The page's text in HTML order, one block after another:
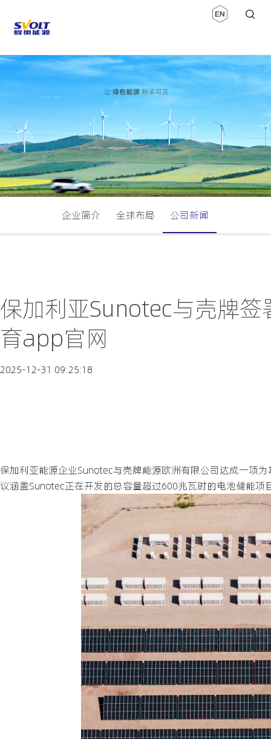
企业简介 全球布局 公司新闻
保加利亚Sunotec与壳牌
育app官网
2025-12-31 09:25:18
保加利亚能源企业Sunotec与壳牌能源欧洲有限公司达成一项
议涵盖Sunotec正在开发的总容量超过600兆瓦时的电池储能